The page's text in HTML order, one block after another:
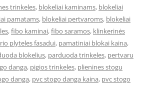
trinkeles, blokeliai kaminams, blokeliai
pamatams, blokeliai pertvaroms, blokeliai
,fibo kaminai,fibo saramos, klinkerinės
plyteles fasadui, pamatiniai blokai kaina,
blokelius, parduoda trinkeles, pertvaru
danga, pigios trinkeles, plienines stogu
danga, pvc stogo danga kaina, pvc stogo